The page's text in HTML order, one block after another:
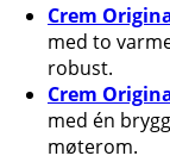
Crem
med to
robust.
Crem
med én
møterom.